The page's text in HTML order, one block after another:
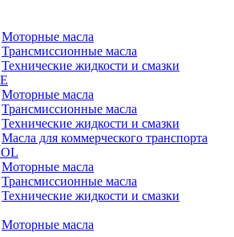
Моторные масла
Трансмиссионные масла
Технические жидкости и смазки
Моторные масла
Трансмиссионные масла
Технические жидкости и смазки
Масла для коммерческого транспорта
Моторные масла
Трансмиссионные масла
Технические жидкости и смазки
Моторные масла